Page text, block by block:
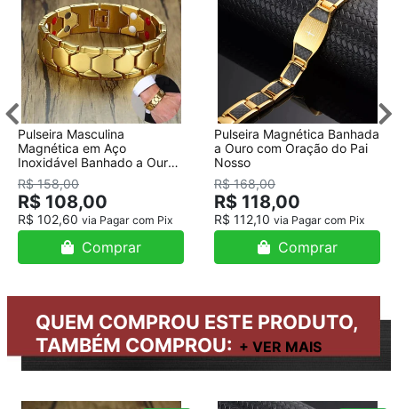
Pulseira Masculina
Magnética em Aço
Inoxidável Banhado a Ouro
18K
R$ 158,00
R$ 108,00
R$ 102,60 via Pagar com Pix
Comprar
Pulseira Magnética Banhada
a Ouro com Oração do Pai
Nosso
R$ 168,00
R$ 118,00
R$ 112,10 via Pagar com Pix
Comprar
QUEM COMPROU ESTE PRODUTO,
TAMBÉM COMPROU: